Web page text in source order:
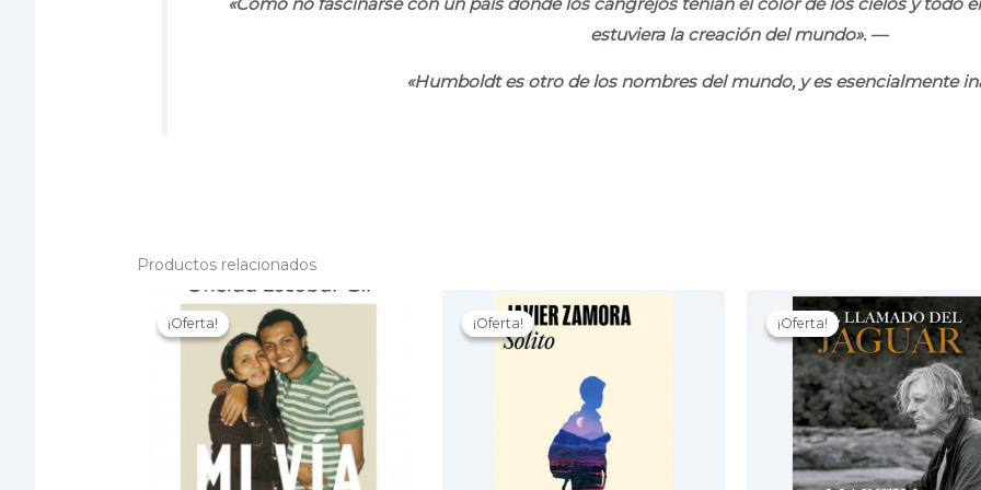
estuviera la creación del mundo». —
«Humboldt es otro de los nombres delmundo, y es esencialmente
Productos relacionados
¡Oferta!
¡Oferta! ¡Oferta!
¡Oferta! ¡Oferta!
¡Oferta!